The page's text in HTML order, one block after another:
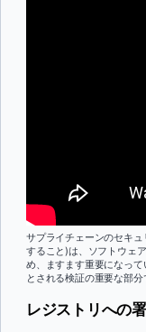
サプライチェーンのセキ
すること)は、ソフトウェ
め、ますます重要になっ
とされる検証の重要な部分
レジストリへの